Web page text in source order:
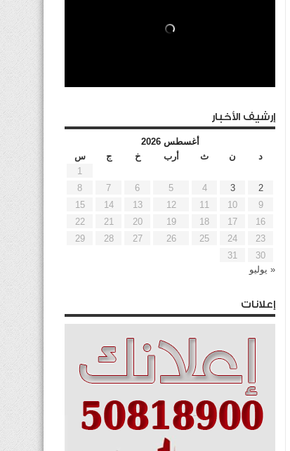
إرشيف الأخبار
أغسطس 2026
د
ن ث أرب خ ج
س
1
2
3
4
5
6
7
8
9
10
11
12
13
14
15
16
17
18
19
20
21
22
23
24
25
26
27
28
29
30
31
« يوليو
إعلانات